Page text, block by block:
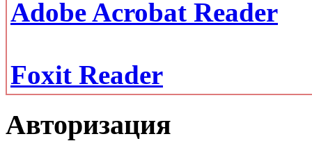
Adobe Acrobat Reader
Foxit Reader
Авторизация